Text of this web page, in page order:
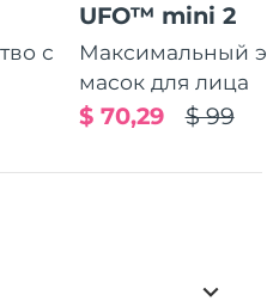
с
UFO™ mini 2
Максимальный
масок для лица
$ 99
$ 70,29